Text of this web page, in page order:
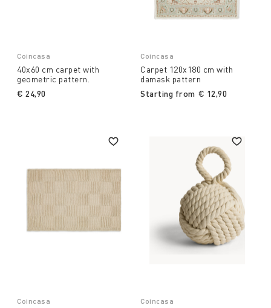
Coincasa
40x60 cm carpet with
geometric pattern.
€ 24,90
Coincasa
Carpet 120x180 cm with
damask pattern
Starting from € 12,90
Coincasa Coincasa